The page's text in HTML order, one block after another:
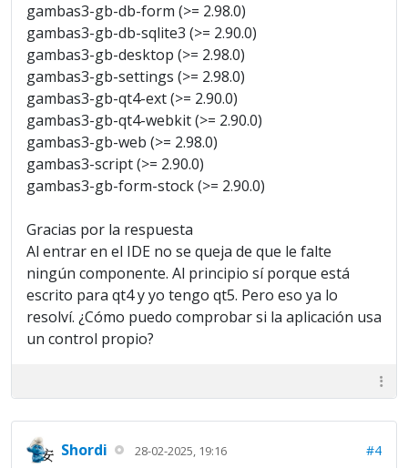
gambas3-gb-db-form (>= 2.98.0)
gambas3-gb-db-sqlite3 (>= 2.90.0)
gambas3-gb-desktop (>= 2.98.0)
gambas3-gb-settings (>= 2.98.0)
gambas3-gb-qt4-ext (>= 2.90.0)
gambas3-gb-qt4-webkit (>= 2.90.0)
gambas3-gb-web (>= 2.98.0)
gambas3-script (>= 2.90.0)
gambas3-gb-form-stock (>= 2.90.0)
Gracias por la respuesta
Al entrar en el IDE no se queja de que le falte
ningún componente. Al principio sí porque está
escrito para qt4 y yo tengo qt5. Pero eso ya lo
resolví. ¿Cómo puedo comprobar si la aplicación usa
un control propio?
Shordi 28-02-2025, 19:16 #4